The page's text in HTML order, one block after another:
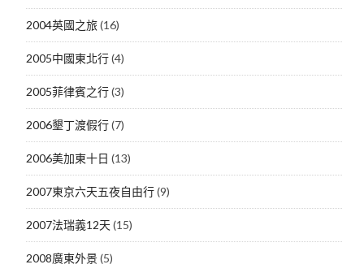
2004英國之旅(16)
2005中國東北行(4)
2005菲律賓之行(3)
2006墾丁渡假行(7)
2006美加東十日 (13)
2007東京六天五夜自由行(9)
2007法瑞義12天(15)
2008廣東外景(5)